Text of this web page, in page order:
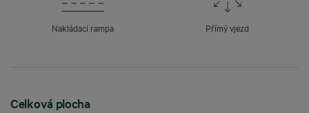
Nakládací rampa Přímý vjezd
Celková plocha